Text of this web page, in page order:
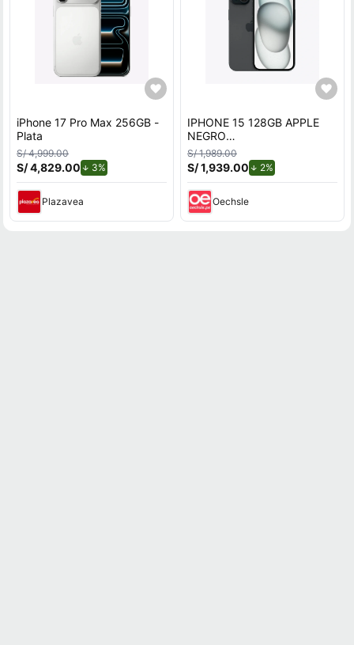
iPhone 17 Pro Max 256GB -
Plata
S/ 4,999.00
S/ 4,829.00 3%
Plazavea
IPHONE 15 128GB APPLE
NEGRO
REACONDICIONADO
S/ 1,989.00
S/ 1,939.00 2%de descuento.
Oechsle